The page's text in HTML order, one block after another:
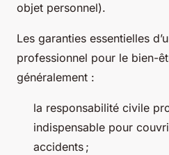
objet personnel).
Les garanties essentielles
professionnel pour le bien-
généralement :
la responsabilité civile
indispensable pour
accidents ;